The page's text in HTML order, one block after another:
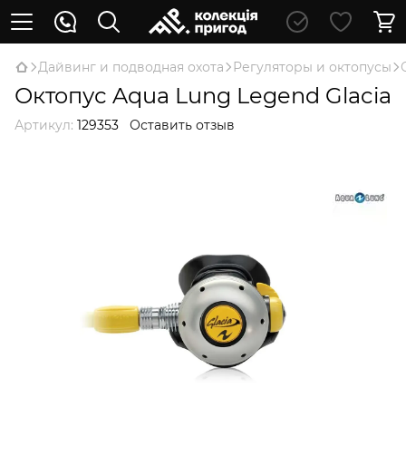
Дайвинг и подводная охота Регуляторы и октопусы
Октопус Aqua Lung Legend Glacia
Артикул: 129353 Оставить отзыв